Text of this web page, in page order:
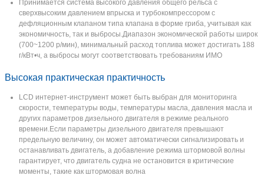
Отправить
Принимается система высокого давления общего рельса с
сверхвысоким давлением впрыска и турбокомпрессором с
дефляционным клапаном типа клапана в форме гриба, учитывая как
экономичность, так и выбросы.Диапазон экономической работы широк
(700~1200 р/мин), минимальный расход топлива может достигать 188
г/кВт•ч, а выбросы могут соответствовать требованиям ИМО
Высокая практическая практичность
LCD интернет-инструмент может быть выбран для мониторинга
скорости, температуры воды, температуры масла, давления масла и
других параметров дизельного двигателя в режиме реального
времени.Если параметры дизельного двигателя превышают
предельную величину, он может автоматически сигнализировать и
останавливать двигатель, а добавление режима штормовой волны
гарантирует, что двигатель судна не остановится в критические
моменты, такие как штормовая волна